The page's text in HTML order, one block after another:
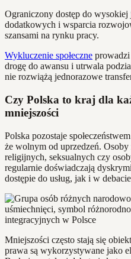
Ograniczony dostęp do wysokiej
dodatkowych i wsparcia
szansami na rynku pracy.
Wykluczenie społeczne
drogę do awansu i utrwala
nie rozwiążą jednorazowe
Czy Polska to kraj dla
mniejszości
Polska pozostaje
że wolnym od uprzedzeń.
religijnych, seksualnych czy
regularnie doświadczają
dostępie do usług, jak i w
Mniejszości często stają się
prawa są wykorzystywane jako